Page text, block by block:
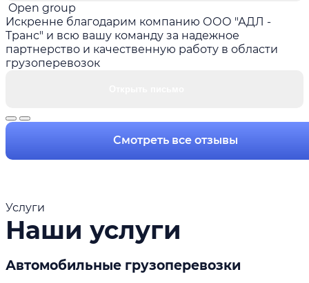
Open group
Искренне благодарим компанию ООО "АДЛ -
Транс" и всю вашу команду за надежное
партнерство и качественную работу в области
грузоперевозок
Смотреть все отзывы
Услуги
Наши услуги
Автомобильные грузоперевозки